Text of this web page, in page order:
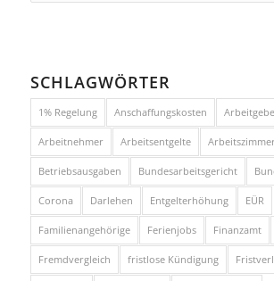
SCHLAGWÖRTER
1% Regelung Anschaffungskosten
Arbeitnehmer Arbeitsentgelte
Betriebsausgaben Bundesarbeitsgericht
Corona Darlehen Entgelterhöhung EÜR
Familienangehörige Ferienjobs Finanzamt
Fremdvergleich fristlose Kündigung